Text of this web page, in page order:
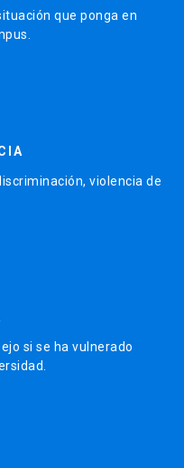
que ponga en
violencia de
si se ha vulnerado